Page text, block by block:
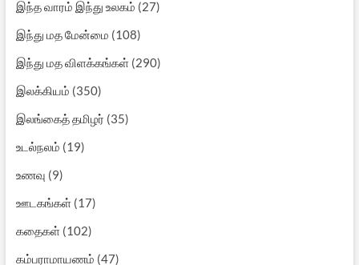
இந்த வாரம் இந்து உலகம் (27)
இந்து மத மேன்மை (108)
இந்து மத விளக்கங்கள்(290)
இலக்கியம் (350)
இலங்கைத் தமிழர் (35)
உடல்நலம் (19)
உணவு (9)
ஊடகங்கள்(17)
கதைகள்(102)
கம்பராமாயணம் (47)